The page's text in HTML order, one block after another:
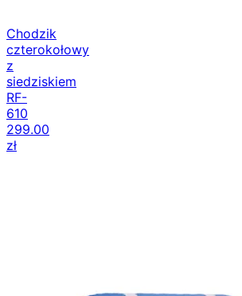
Chodzik
czterokołowy
z
siedziskiem
RF-
610
299.00
zł